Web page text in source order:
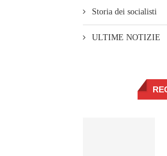
Storia dei socialisti
ULTIME NOTIZIE